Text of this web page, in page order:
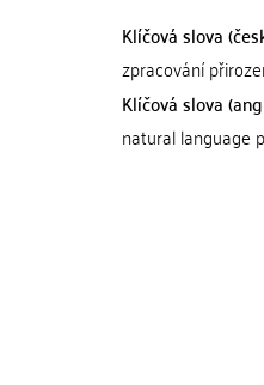
Klíčová slova
zpracování
Klíčová slova
natural language